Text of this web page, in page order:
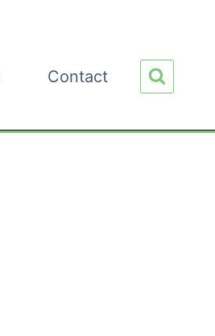
Contact